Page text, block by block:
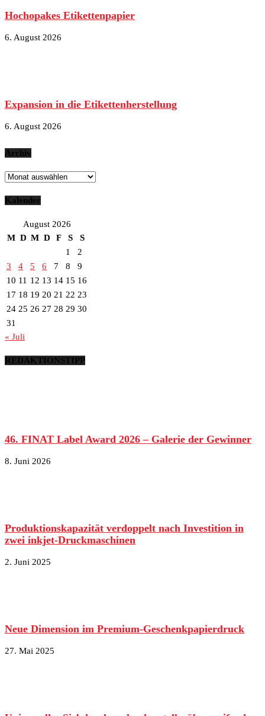
Hochopakes Etikettenpapier
6. August 2026
Expansion in die Etikettenherstellung
6. August 2026
Archiv
Archiv
Kalender
August 2026
M D M D F S
S
1
2
3
4 5 6 7 8
9
10 11 12 13 14 15 16
17 18 19 20 21 22 23
24 25 26 27 28 29 30
31
« Juli
REDAKTIONSTIPP
46. FINAT Label Award 2026 – Galerie der Gewinner
8. Juni 2026
Produktionskapazität verdoppelt nach Investition in
zwei inkjet-Druckmaschinen
2. Juni 2025
Neue Dimension im Premium-Geschenkpapierdruck
27. Mai 2025